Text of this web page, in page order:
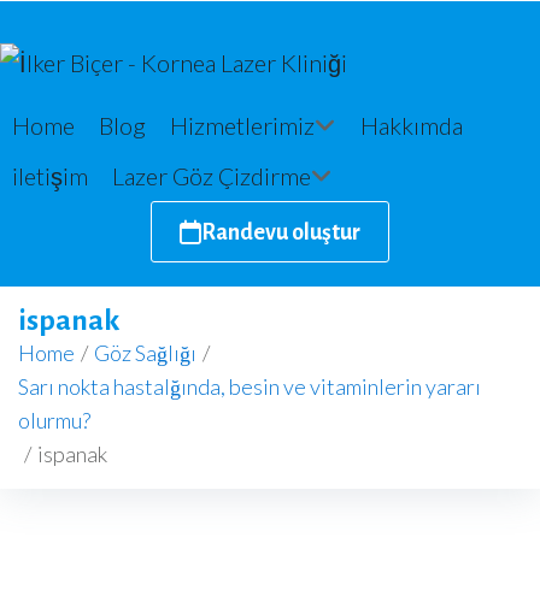
Home Blog Hizmetlerimiz
Hakkımda
iletişim
Lazer Göz Çizdirme
Randevu oluştur
ispanak
Home / Göz Sağlığı /
Sarı nokta hastalğında, besin ve vitaminlerin yararı
olurmu?
/ ispanak